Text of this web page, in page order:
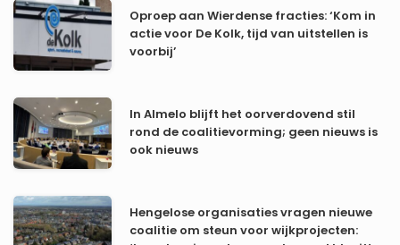
Oproep aan Wierdense fracties: ‘Kom in
actie voor De Kolk, tijd van uitstellen is
voorbij’
In Almelo blijft het oorverdovend stil
rond de coalitievorming; geen nieuws is
ook nieuws
Hengelose organisaties vragen nieuwe
coalitie om steun voor wijkprojecten: